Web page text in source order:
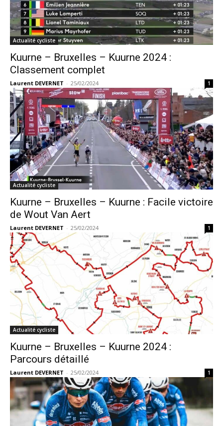
Actualité cycliste
Kuurne – Bruxelles – Kuurne 2024 :
Classement complet
Laurent DEVERNET - 25/02/2024 1
Actualité cycliste
Kuurne – Bruxelles – Kuurne : Facile victoire
de Wout Van Aert
Laurent DEVERNET - 25/02/2024 1
Actualité cycliste
Kuurne – Bruxelles – Kuurne 2024 :
Parcours détaillé
Laurent DEVERNET - 25/02/2024 1